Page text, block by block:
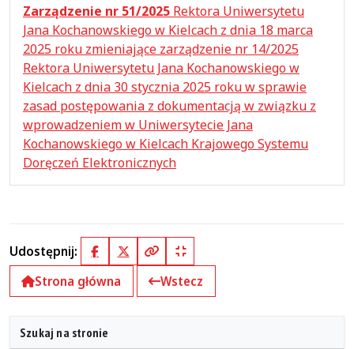
Zarządzenie nr 51/2025 Rektora Uniwersytetu
Jana Kochanowskiego w Kielcach z dnia 18 marca
2025 roku zmieniające zarządzenie nr 14/2025
Rektora Uniwersytetu Jana Kochanowskiego w
Kielcach z dnia 30 stycznia 2025 roku w sprawie
zasad postępowania z dokumentacją w związku z
wprowadzeniem w Uniwersytecie Jana
Kochanowskiego w Kielcach Krajowego Systemu
Doręczeń Elektronicznych
Udostępnij: FacebookX (Twitter)
Kopiuj pełny link
Kopiuj krótki link
Strona główna
Wstecz
Szukaj na stronie